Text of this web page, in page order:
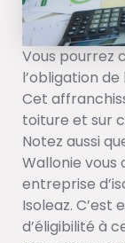
Vous pourrez
l’obligation
Cet
toiture et sur
Notez aussi
Wallonie vous
entreprise
Isoleaz. C’est
d’éligibilité à